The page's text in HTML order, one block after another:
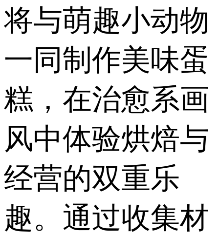
将与萌趣小动物
一同制作美味蛋
糕，在治愈系画
风中体验烘焙与
经营的双重乐
趣。通过收集材